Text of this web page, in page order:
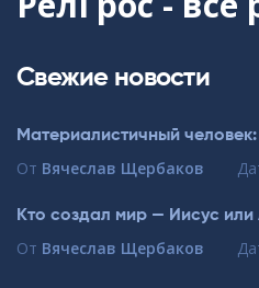
Свежие новости
Материалистичный
От Вячеслав Щербаков
Кто создал мир — Иисус или
От Вячеслав Щербаков